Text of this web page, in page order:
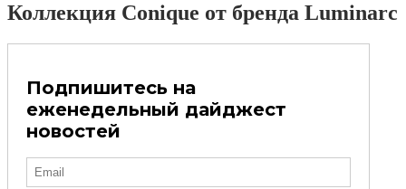
Коллекция Conique от бренда Luminarc
Подпишитесь на
еженедельный дайджест
новостей